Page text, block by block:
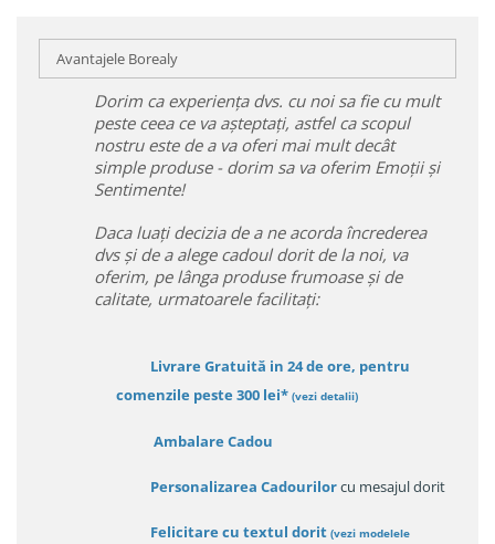
Avantajele Borealy
Dorim ca experiența dvs. cu noi sa fie cu mult
peste ceea ce va așteptați, astfel ca scopul
nostru este de a va oferi mai mult decât
simple produse - dorim sa va oferim Emoții și
Sentimente!
Daca luați decizia de a ne acorda încrederea
dvs și de a alege cadoul dorit de la noi, va
oferim, pe lânga produse frumoase și de
calitate, urmatoarele facilitați:
Livrare Gratuită in 24 de ore, pentru
comenzile peste 300 lei* (vezi detalii)
Ambalare Cadou
Personalizarea Cadourilorcu mesajul dorit
Felicitare cu textul dorit (vezi modelele